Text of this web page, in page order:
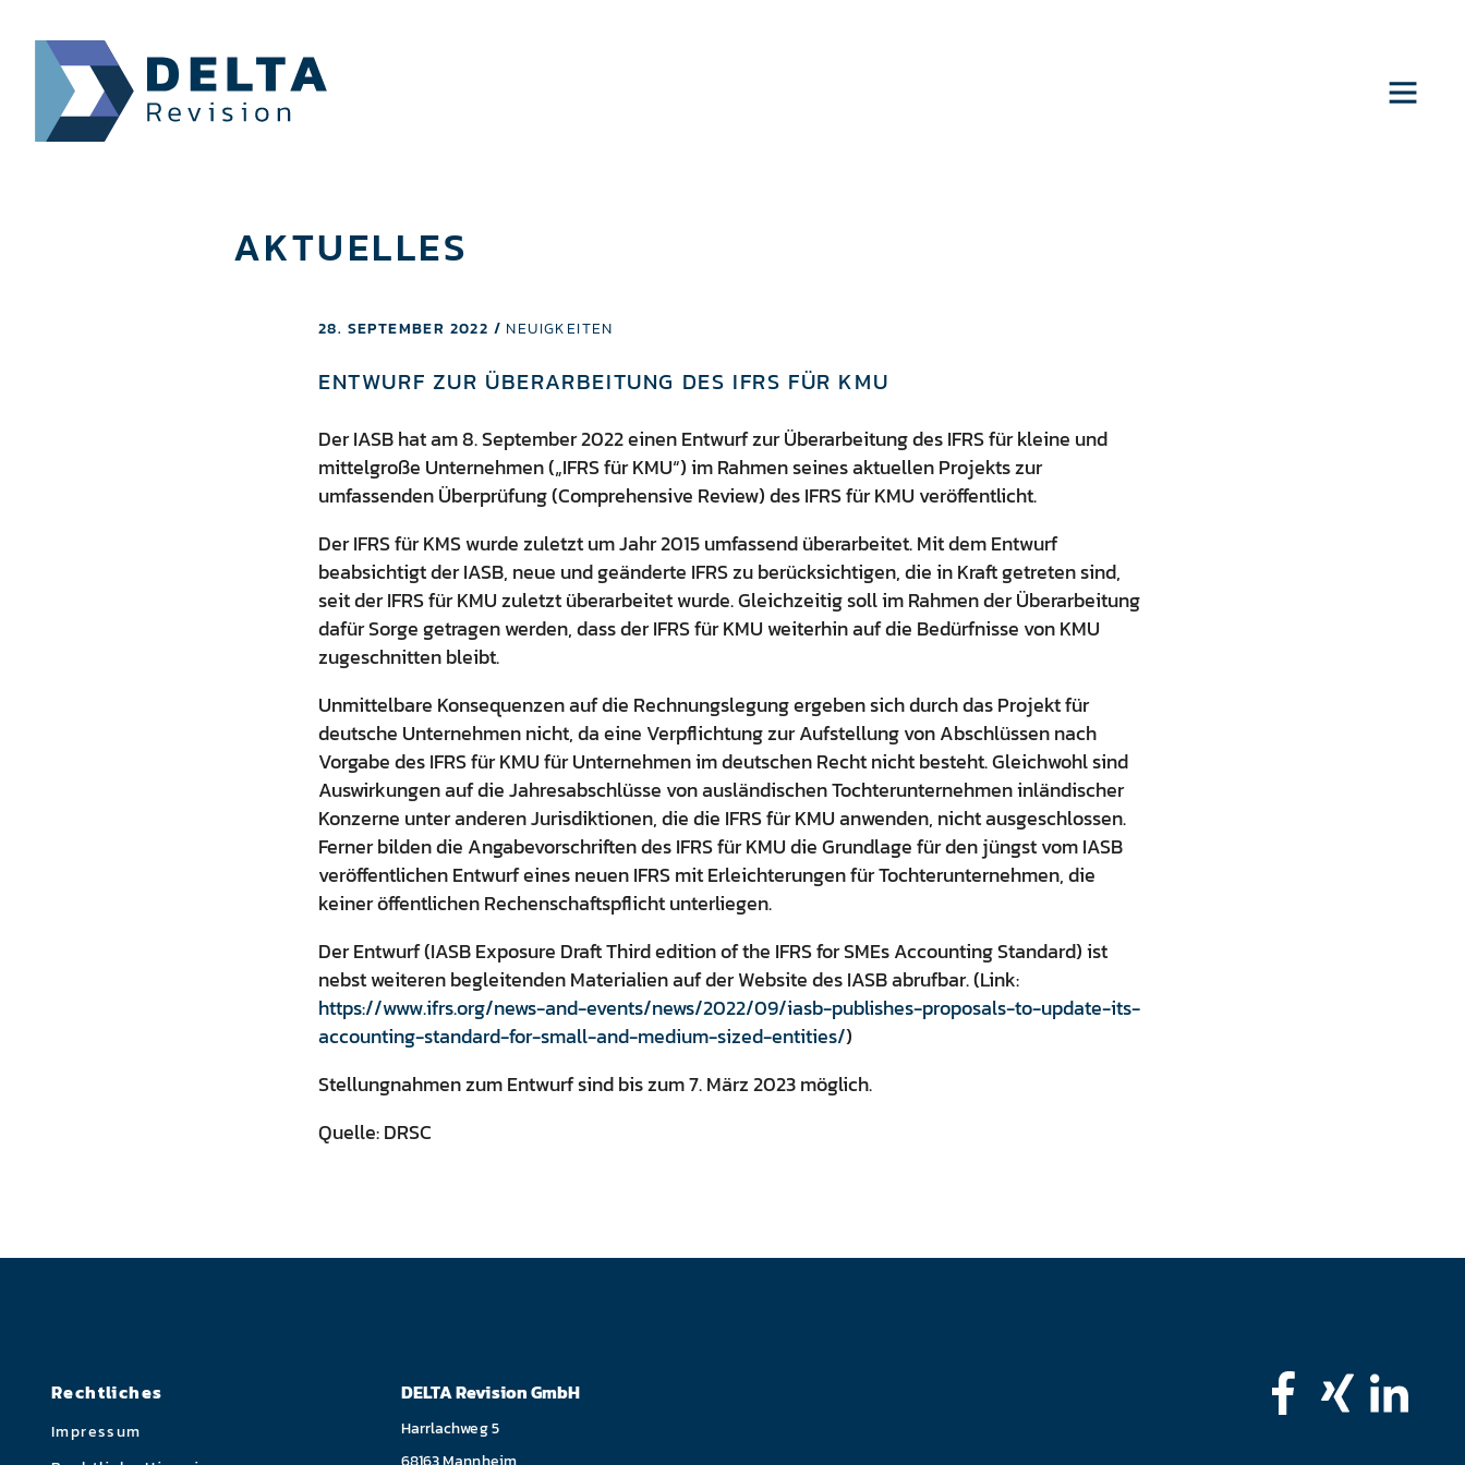
AKTUELLES
28. SEPTEMBER 2022 / NEUIGKEITEN
ENTWURF ZUR ÜBERARBEITUNG DES IFRS FÜR KMU
Der IASB hat am 8. September 2022 einen Entwurf zur Überarbeitung des IFRS für kleine und
mittelgroße Unternehmen („IFRS für KMU“) im Rahmen seines aktuellen Projekts zur
umfassenden Überprüfung (Comprehensive Review) des IFRS für KMU veröffentlicht.
Der IFRS für KMS wurde zuletzt um Jahr 2015 umfassend überarbeitet. Mit dem Entwurf
beabsichtigt der IASB, neue und geänderte IFRS zu berücksichtigen, die in Kraft getreten sind,
seit der IFRS für KMU zuletzt überarbeitet wurde. Gleichzeitig soll im Rahmen der Überarbeitung
dafür Sorge getragen werden, dass der IFRS für KMU weiterhin auf die Bedürfnisse von KMU
zugeschnitten bleibt.
Unmittelbare Konsequenzen auf die Rechnungslegung ergeben sich durch das Projekt für
deutsche Unternehmen nicht, da eine Verpflichtung zur Aufstellung von Abschlüssen nach
Vorgabe des IFRS für KMU für Unternehmen im deutschen Recht nicht besteht. Gleichwohl sind
Auswirkungen auf die Jahresabschlüsse von ausländischen Tochterunternehmen inländischer
Konzerne unter anderen Jurisdiktionen, die die IFRS für KMU anwenden, nicht ausgeschlossen.
Ferner bilden die Angabevorschriften des IFRS für KMU die Grundlage für den jüngst vom IASB
veröffentlichen Entwurf eines neuen IFRS mit Erleichterungen für Tochterunternehmen, die
keiner öffentlichen Rechenschaftspflicht unterliegen.
Der Entwurf (IASB Exposure Draft Third edition of the IFRS for SMEs Accounting Standard) ist
nebst weiteren begleitenden Materialien auf der Website des IASB abrufbar. (Link:
https://www.ifrs.org/news-and-events/news/2022/09/iasb-publishes-proposals-to-update-its-
accounting-standard-for-small-and-medium-sized-entities/)
Stellungnahmen zum Entwurf sind bis zum 7. März 2023 möglich.
Quelle: DRSC
Rechtliches
Impressum
DELTA Revision GmbH
Harrlachweg 5